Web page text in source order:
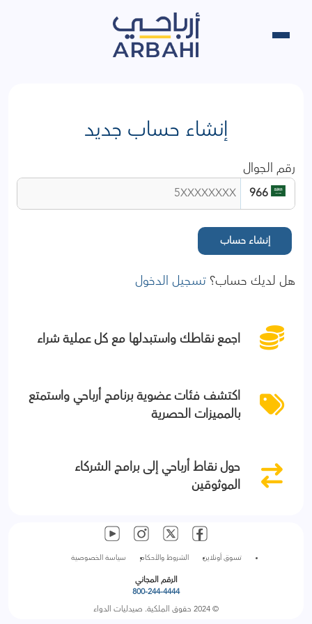
إنشاء حساب جديد
رقم الجوال
966
إنشاء حساب
هل لديك حساب؟ تسجيل الدخول
اجمع نقاطك واستبدلها مع كل عملية شراء
اكتشف فئات عضوية برنامج أرباحي واستمتع
بالمميزات الحصرية
حول نقاط أرباحي إلى برامج الشركاء
الموثوقين
تسوق أونلاين الشروط والأحكام سياسة الخصوصية
الرقم المجاني
800-244-4444
© 2024 حقوق الملكية. صيدليات الدواء